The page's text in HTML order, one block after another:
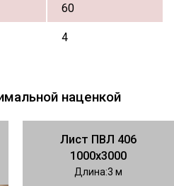
60
4
наценкой
Лист ПВЛ 406
1000х3000
Длина 3